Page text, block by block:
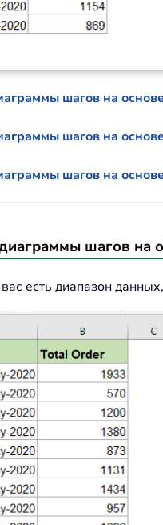
шагов на
шагов на
шагов на
шагов на
есть диапазон